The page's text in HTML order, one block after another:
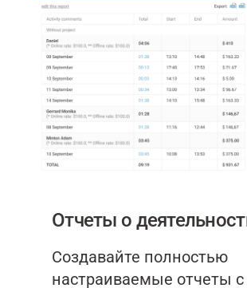
Отчеты о
Создавайте полностью
настраиваемые отчеты